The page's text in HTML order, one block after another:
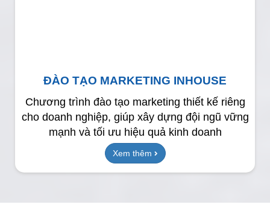
ĐÀO TẠO MARKETING INHOUSE
Chương trình đào tạo marketing thiết kế riêng
cho doanh nghiệp, giúp xây dựng đội ngũ vững
mạnh và tối ưu hiệu quả kinh doanh
Xem thêm